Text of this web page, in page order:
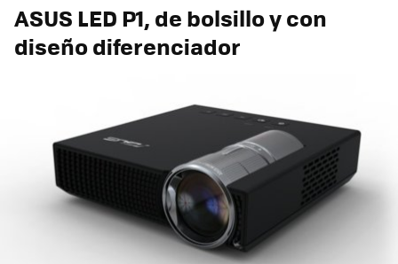
ASUS LED P1, de bolsillo y con
diseño diferenciador